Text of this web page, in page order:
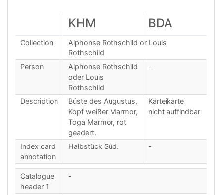
KHM BDA
Collection
Alphonse Rothschild or Louis
Rothschild
Person
Alphonse Rothschild
oder Louis
Rothschild
-
Description
Büste des Augustus,
Kopf weißer Marmor,
Toga Marmor, rot
geadert.
Karteikarte
nicht auffindbar
Index card
annotation
Halbstück Süd. -
Catalogue
header 1
-